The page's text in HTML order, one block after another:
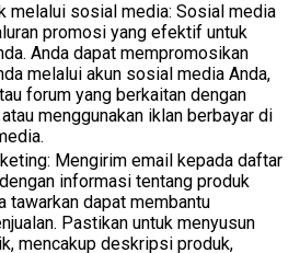
melalui sosial media: Sosial media
promosi yang efektif untuk
Anda dapat mempromosikan
melalui akun sosial media Anda,
forum yang berkaitan dengan
menggunakan iklan berbayar di
Mengirim email kepada daftar
informasi tentang produk
tawarkan dapat membantu
Pastikan untuk menyusun
mencakup deskripsi produk,